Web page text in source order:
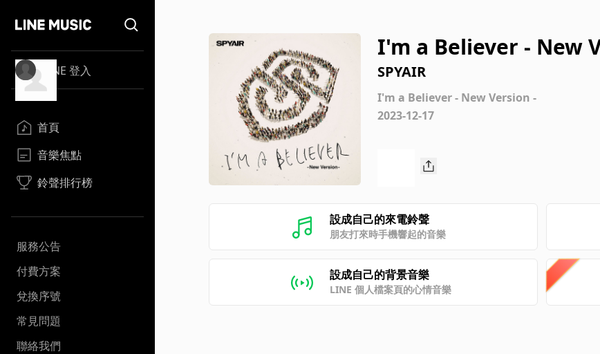
LINE 登入
首頁
音樂焦點
鈴聲排行榜
服務公告
付費方案
兌換序號
常見問題
聯絡我們
I'm a Believer - New
SPYAIR
I'm a Believer - New Version -
2023-12-17
設成自己的來電鈴聲
朋友打來時手機響起的音樂
設成自己的背景音樂
LINE 個人檔案頁的心情音樂